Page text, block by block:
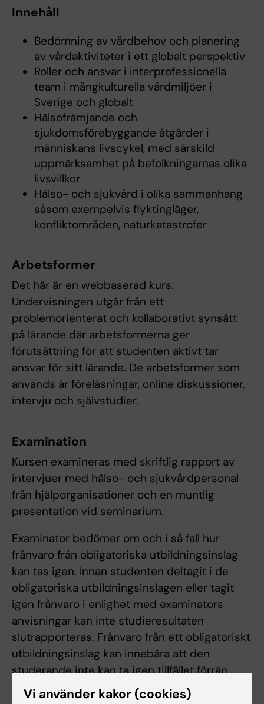
Innehåll
Bedömning av vårdbehov och planering
av vårdaktiviteter i ett globalt perspektiv
Roller och ansvar i interprofessionella
team i mångkulturella vårdmiljöer i
Sverige och globalt
Hälsofrämjande och
sjukdomsförebyggande åtgärder i
människans livscykel, med särskild
uppmärksamhet på befolkningarnas olika
livsvillkor
Hälso- och sjukvård i olika sammanhang
såsom exempelvis flyktingläger,
konfliktområden, naturkatastrofer
Arbetsformer
Det här är en webbaserad kurs.
Undervisningen utgår från ett
problemorienterat och kollaborativt synsätt
på lärande där arbetsformerna ger
förutsättning för att studenten aktivt tar
ansvar för sitt lärande. De arbetsformer som
används är föreläsningar, online diskussioner,
intervju och självstudier.
Examination
Kursen examineras med skriftlig rapport av
intervjuer med hälso- och sjukvårdpersonal
från hjälporganisationer och en muntlig
presentation vid seminarium.
Examinator bedömer om och i så fall hur
frånvaro från obligatoriska utbildningsinslag
kan tas igen. Innan studenten deltagit i de
obligatoriska utbildningsinslagen eller tagit
igen frånvaro i enlighet med examinators
anvisningar kan inte studieresultaten
slutrapporteras. Frånvaro från ett obligatoriskt
utbildningsinslag kan innebära att den
studerande inte kan ta igen tillfället förrän
nästa gång kursen ges.
Vi använder kakor (cookies)